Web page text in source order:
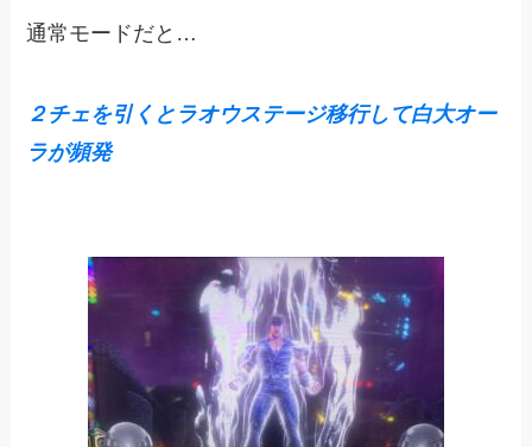
通常モードだと…
２チェを引くとラオウステージ移行して白大オー
ラが頻発